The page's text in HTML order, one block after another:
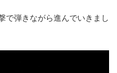
で弾きながら進んでいきまし